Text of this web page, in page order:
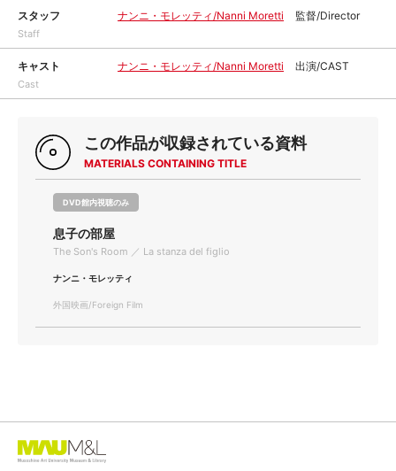
スタッフ
Staff
ナンニ・モレッティ/Nanni Moretti 監督/Director
キャスト
Cast
ナンニ・モレッティ/Nanni Moretti 出演/CAST
この作品が収録されている資料
MATERIALS CONTAINING TITLE
DVD館内視聴のみ
息子の部屋
The Son's Room ／ La stanza del figlio
ナンニ・モレッティ
外国映画/Foreign Film